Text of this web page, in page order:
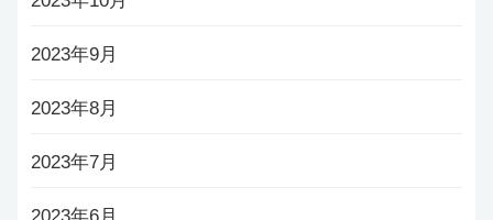
2023年9月
2023年8月
2023年7月